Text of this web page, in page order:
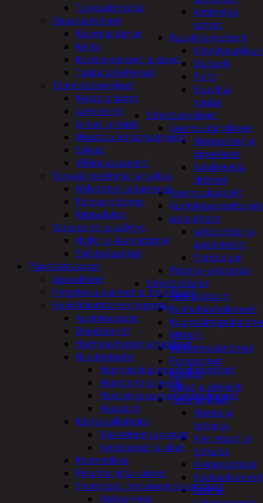
Vetimet ja
kahvat
Ruuvit ja mutterit
Mutterit
Pultit
Ruuvit ja
naulat
Sähkötarvikkeet
Asennustarvikkeet
Nippusiteet ja
kiinnikkeet
Sulakkeet ja
liittimet
Asennuskaapelit
Jatkojohdot
Jatkojohdot ja
ajastinkellot
Pistotulpat
Pisto ja -jakorasiat
Sähkötyökalut
Akut ja laturit
Kulmahiomakoneet
Mittarit
Mutterinvääntimet
Porakoneet
Ruiskut
Sahat ja sirkkelit
Terät ja laikat
Hionta ja
katkaisu
Kierretapit ja
työkalut
Kiviporanterät
Kuviosahanterä
Lasi- ja
Tuoksukynttilät
Sisustusesineet
Kalvot ja tarrat
Kellot
Koriste-esineet ja kasvit
Taulut ja kehykset
Toimistotarvikkeet
Kynät ja kumit
Laminointi
Liimat ja teipit
Muistitaulut ja magneetit
Sakset
Vihkot ja paperit
Turvajärjestelmät ja lukitus
Hälyttimet ja kamerat
Palovaroittimet
Riippulukot
Varastointi ja säilytys
Hyllyt ja -kannattimet
Säilytyslaatikot
Päivittäistavarat
Apuvälineet
Hengityssuojaimet ja desinfiointi
Henkilökohtainen hygienia
Aurinkorasvat
Deodorantit
Hammashygienia tuotteet
Hiustenhoito
Hiusharjat ja muotoilutuotteet
Hiuspinnit ja lenkit
Hiusten ja parranleikkuukoneet
Hiusvärit
Käsi ja jalkahoito
Käsivoiteet ja rasvat
Kynsisakset ja viilat
Kosmetiikka
Pesuharjat ja -sienet
Shampoot, hoitaineet ja saippuat
Hoitoaineet